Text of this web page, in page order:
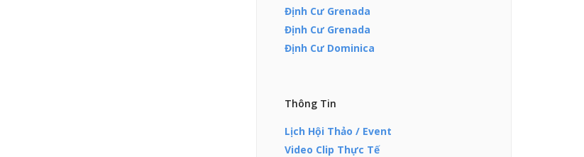
Định Cư Grenada
Định Cư Grenada
Định Cư Dominica
Thông Tin
Lịch Hội Thảo / Event
Video Clip Thực Tế